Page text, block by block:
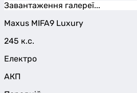
Завантаження галереї...
Maxus MIFA9 Luxury
245 к.с.
Електро
АКП